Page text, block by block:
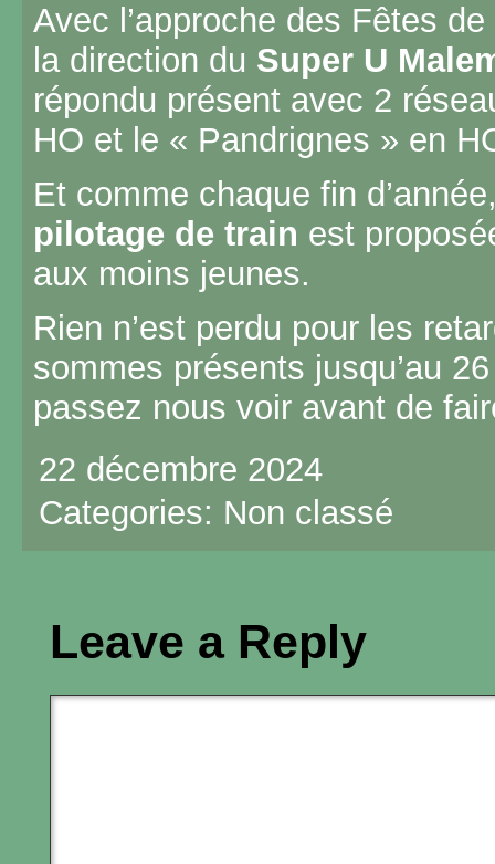
Avec l’approche des Fêtes
la direction du Super U
répondu présent avec 2
HO et le « Pandrignes » en
Et comme chaque fin
pilotage de train est
aux moins jeunes.
Rien n’est perdu pour les
sommes présents jusqu’au
passez nous voir avant de
22 décembre 2024
Categories: Non classé
Leave a Reply